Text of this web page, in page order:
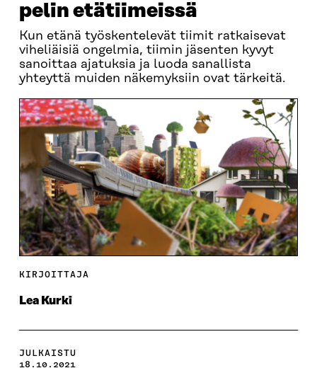
pelin etätiimeissä
Kun etänä työskentelevät tiimit ratkaisevat
viheliäisiä ongelmia, tiimin jäsenten kyvyt
sanoittaa ajatuksia ja luoda sanallista
yhteyttä muiden näkemyksiin ovat tärkeitä.
KIRJOITTAJA
Lea Kurki
JULKAISTU
18.10.2021